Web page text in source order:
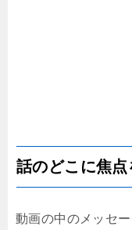
話のどこに焦
動画の中のメッセ